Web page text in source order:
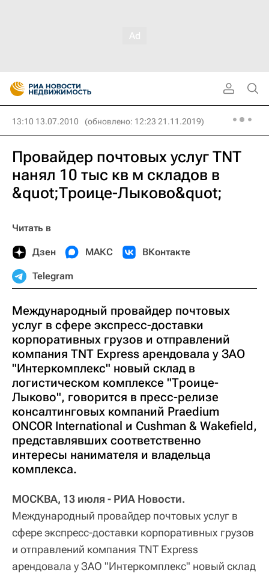
13:10 13.07.2010 (обновлено: 12:23 21.11.2019)
Провайдер почтовых услуг TNT
нанял 10 тыс кв м складов в
&quot;Троице-Лыково&quot;
Читать в
Дзен МАКС ВКонтакте
Telegram
Международный провайдер почтовых
услуг в сфере экспресс-доставки
корпоративных грузов и отправлений
компания TNT Express арендовала у ЗАО
"Интеркомплекс" новый склад в
логистическом комплексе "Троице-
Лыково", говорится в пресс-релизе
консалтинговых компаний Praedium
ONCOR International и Cushman & Wakefield,
представлявших соответственно
интересы нанимателя и владельца
комплекса.
МОСКВА, 13 июля - РИА Новости.
Международный провайдер почтовых услуг в
сфере экспресс-доставки корпоративных грузов
и отправлений компания TNT Express
арендовала у ЗАО "Интеркомплекс" новый склад